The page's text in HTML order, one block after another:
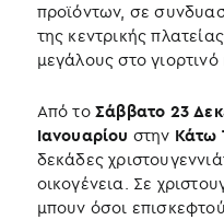
προϊόντων, σε
της κεντρικής
μεγάλους στο
Από το Σάββατο 23
Ιανουαρίου στην Κάτω
δεκάδες
οικογένεια. Σε
μπουν όσοι